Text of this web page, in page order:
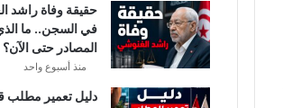
ع
ة
د
و
ر
ي
حقيقة وفاة راشد
في السجن.. ما
المصادر حتى الآن؟
منذ أسبوع واحد
دليل تعمير